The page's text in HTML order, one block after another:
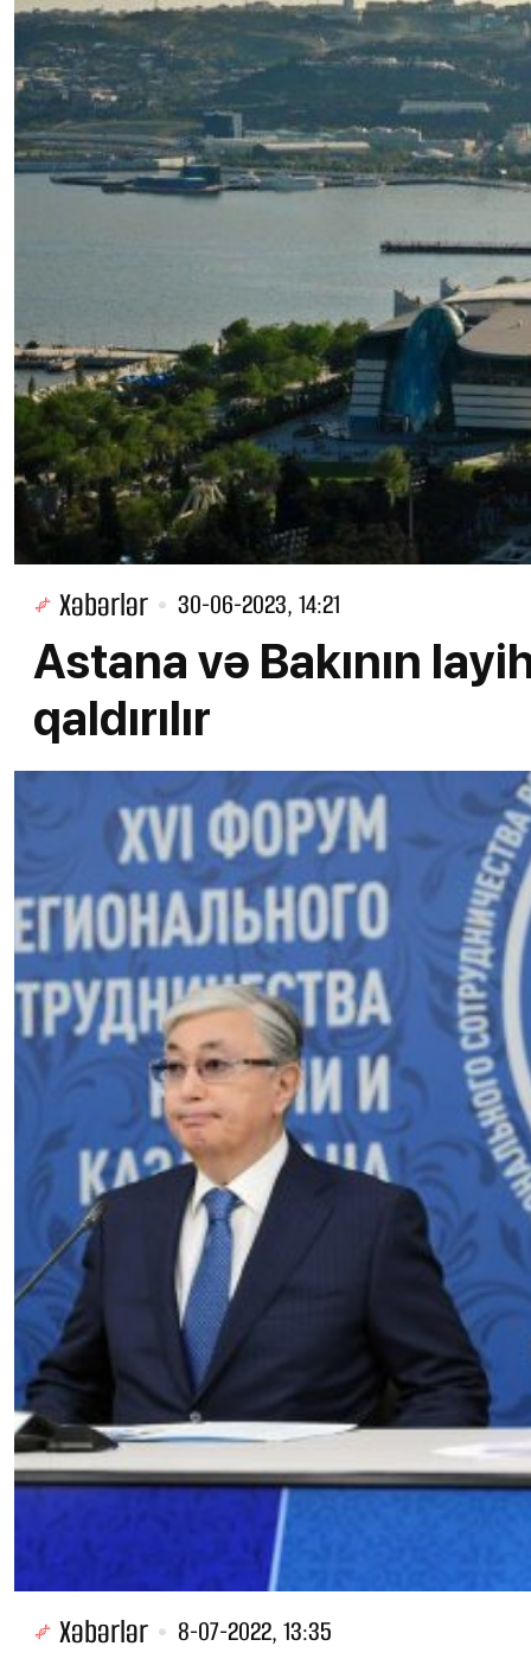
Xəbərlər 30-06-2023, 14:21
Astana və Bakının
qaldırılır
Xəbərlər 8-07-2022, 13:35